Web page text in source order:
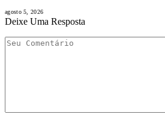
agosto 5, 2026
Deixe Uma Resposta